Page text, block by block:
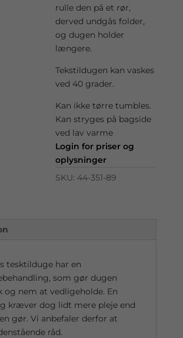
rulle den på et rør,
derved undgås folder,
og dugen holder
længere.
Tekstildugen kan vaskes
ved 40 grader.
Kan ikke tørre tumbles.
Kan stryges på bagside
ved lav varme
Login for priser og
oplysninger
SKU: 44-351-89
tesktilduge har en
som gør dugen
nem at vedligeholde. En
kræver dog lidt mere pleje end
gør. Vi anbefaler derfor at
råd.